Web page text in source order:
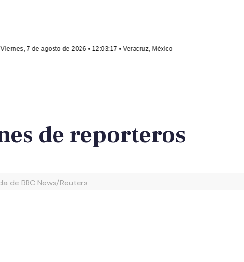
Viernes, 7 de agosto de 2026 • 12:03:18 • Veracruz, México
de reporteros
de BBC News/Reuters